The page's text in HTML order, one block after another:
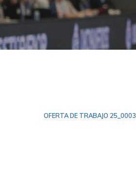
OFERTA DE TRABAJO 25_0003